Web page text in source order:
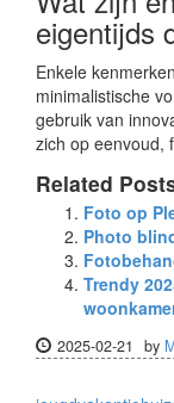
eigentijds
Enkele
minimalistische
gebruik van
zich op eenvoud,
Related
Foto op
Photo
Trendy
2025-02-21 by